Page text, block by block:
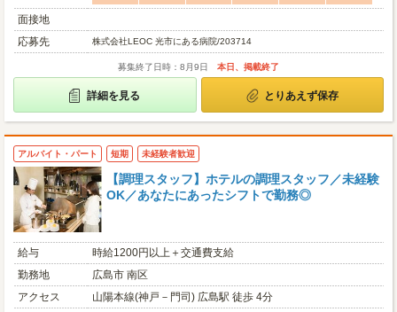
面接地
応募先
株式会社LEOC 光市にある病院/203714
募集終了日時：8月9日 本日、掲載終了
詳細を見る とりあえず保存
アルバイト・パート 短期 未経験者歓迎
【調理スタッフ】ホテルの調理スタッフ／未経験
OK／あなたにあったシフトで勤務◎
給与
時給1200円以上＋交通費支給
勤務地
広島市 南区
アクセス
山陽本線(神戸－門司) 広島駅 徒歩 4分